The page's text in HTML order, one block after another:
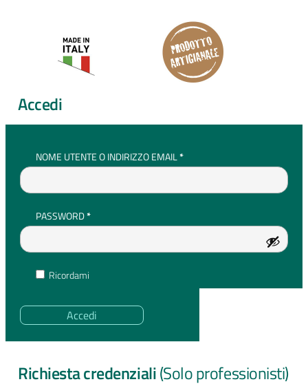
Accedi
NOME UTENTE O INDIRIZZO EMAIL*RICHIESTO
PASSWORD*RICHIESTO
Ricordami
Accedi
Richiesta credenziali(Solo professionisti)